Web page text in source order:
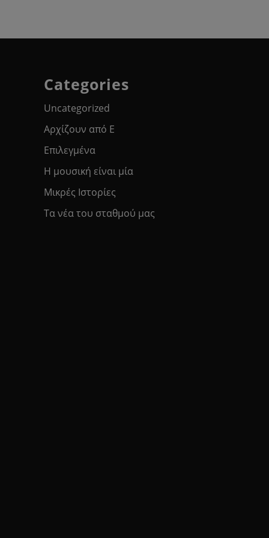
Categories
Uncategorized
Αρχίζουν από Ε
Επιλεγμένα
Η μουσική είναι μία
Μικρές Ιστορίες
Τα νέα του σταθμού μας